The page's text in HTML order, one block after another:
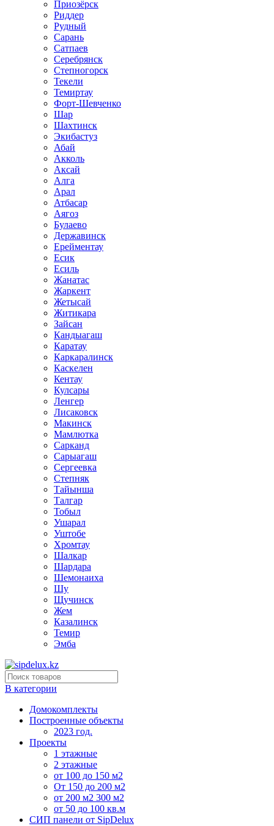
Приозёрск
Риддер
Рудный
Сарань
Сатпаев
Серебрянск
Степногорск
Текели
Темиртау
Форт-Шевченко
Шар
Шахтинск
Экибастуз
Абай
Акколь
Аксай
Алга
Арал
Атбасар
Аягоз
Булаево
Державинск
Ерейментау
Есик
Есиль
Жанатас
Жаркент
Жетысай
Житикара
Зайсан
Кандыагаш
Каратау
Каркаралинск
Каскелен
Кентау
Кулсары
Ленгер
Лисаковск
Макинск
Мамлютка
Сарканд
Сарыагаш
Сергеевка
Степняк
Тайынша
Талгар
Тобыл
Ушарал
Уштобе
Хромтау
Шалкар
Шардара
Шемонаиха
Шу
Щучинск
Жем
Казалинск
Темир
Эмба
В категории
Домокомплекты
Построенные объекты
2023 год.
Проекты
1 этажные
2 этажные
от 100 до 150 м2
От 150 до 200 м2
от 200 м2 300 м2
от 50 до 100 кв.м
СИП панели от SipDelux